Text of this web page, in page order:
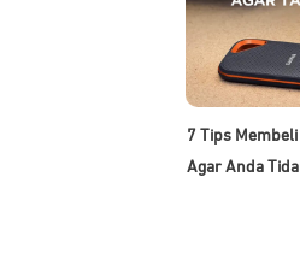
7 Tips
Agar Anda